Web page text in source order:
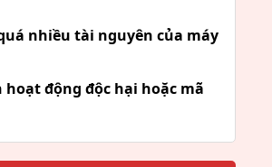
nhiều tài nguyên của máy
hoạt động độc hại hoặc mã